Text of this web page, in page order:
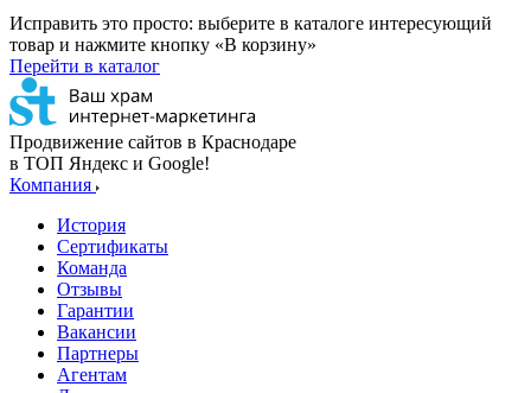
Исправить это просто: выберите в каталоге интересующий
товар и нажмите кнопку «В корзину»
Перейти в каталог
Продвижение сайтов в Краснодаре
в ТОП Яндекс и Google!
Компания
История
Сертификаты
Команда
Отзывы
Гарантии
Вакансии
Партнеры
Агентам